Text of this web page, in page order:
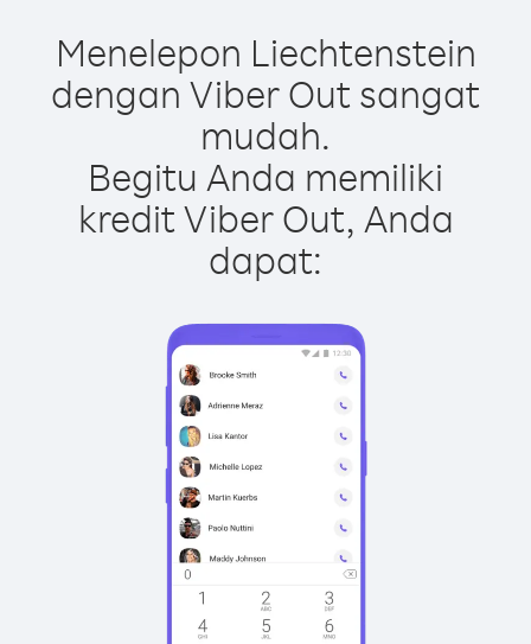
Menelepon Liechtenstein
dengan Viber Out sangat
mudah.
Begitu Anda memiliki
kredit Viber Out, Anda
dapat: